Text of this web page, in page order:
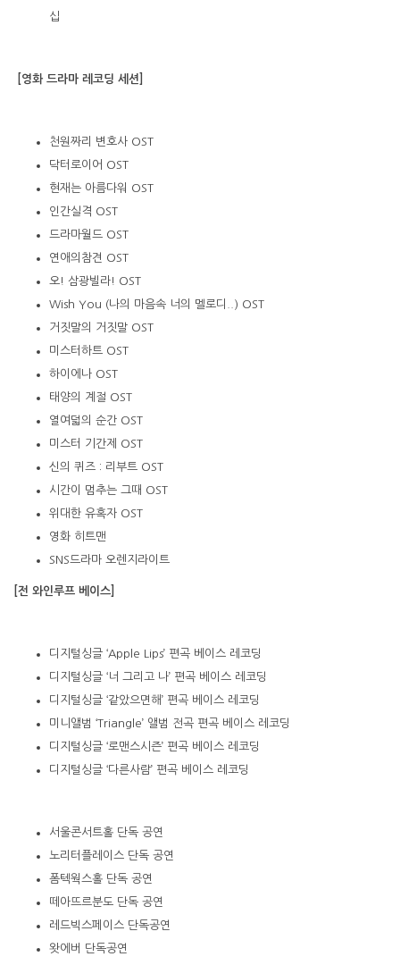
십
영화 드라마 레코딩 세션
천원짜리 변호사 OST
닥터로이어 OST
현재는 아름다워
OST
인간실격 OST
드라마월드 OST
연애의참견 OST
오! 삼광빌라! OST
Wish You (나의 마음속 너의 멜로디.. ) OST
거짓말의
거짓말 OST
미스터하트 OST
하이에나 OST
태양의
계절 OST
열여덟의 순간 OST
미스터
기간제
OST
신의 퀴즈 : 리부트 OST
시간이
멈추는 그때 OST
위대한 유혹자 OST
영화 히트맨
SNS드라마 오렌지라이트
[전 와인루프 베이스]
디지털싱글 ‘Apple Lips’ 편곡 베이스 레코딩
디지털싱글 ‘너 그리고 나’ 편곡 베이스 레코딩
디지털싱글 ‘같았으면해’ 편곡 베이스 레코딩
미니앨범 ‘Triangle’ 앨범 전곡 편곡 베이스 레코딩
디지털싱글 ‘로맨스시즌’ 편곡 베이스 레코딩
디지털싱글 ‘다른사람’ 편곡 베이스 레코딩
서울콘서트홀 단독 공연
노리터플레이스 단독 공연
폼텍웍스홀 단독 공연
떼아뜨르분도 단독 공연
레드빅스페이스 단독공연
왓에버
단독공연